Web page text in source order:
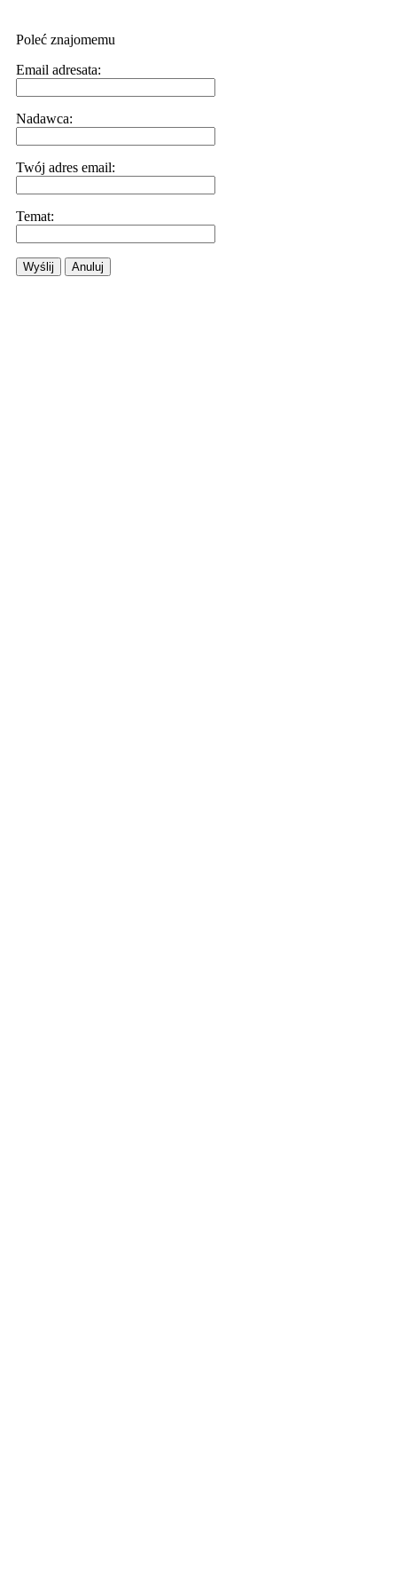
Poleć znajomemu
Email adresata:
Nadawca:
Twój adres email:
Temat:
Wyślij Anuluj